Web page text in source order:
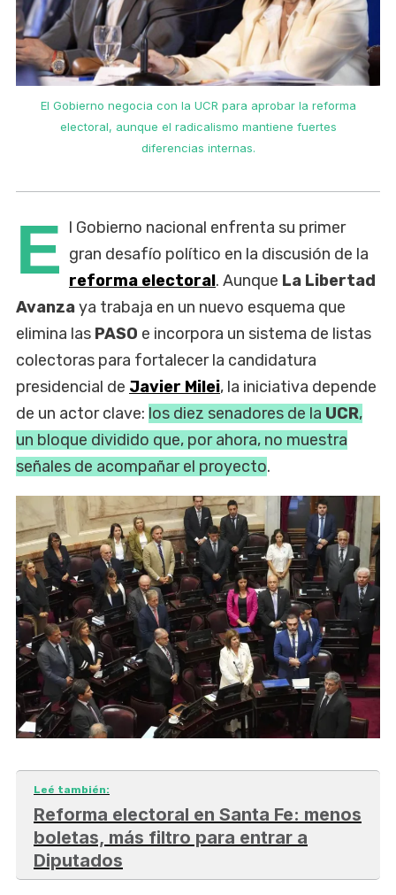
El Gobierno negocia con la UCR para aprobar la reforma
electoral, aunque el radicalismo mantiene fuertes
diferencias internas.
E l Gobierno nacional enfrenta su primer
gran desafío político en la discusión de la
reforma electoral. Aunque La Libertad
Avanzaya trabaja en un nuevo esquema que
elimina las PASO e incorpora un sistema de listas
colectoras para fortalecer la candidatura
presidencial de Javier Milei, la iniciativa depende
de un actor clave: los diez senadores de la UCR,
un bloque dividido que, por ahora, no muestra
señales de acompañar el proyecto.
Leé también:
Reforma electoral en Santa Fe: menos
boletas, más filtro para entrar a
Diputados